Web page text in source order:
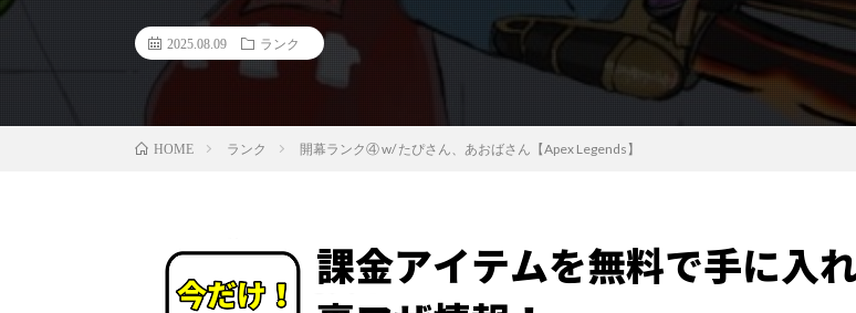
2025.08.09 ランク
HOME ランク 開幕ランク④ w/ たぴさん、あおばさん【Apex Legends】